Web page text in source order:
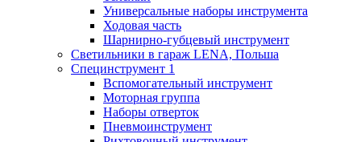
Универсальные наборы инструмента
Ходовая часть
Шарнирно-губцевый инструмент
Светильники в гараж LENA, Польша
Специнструмент 1
Вспомогательный инструмент
Моторная группа
Наборы отверток
Пневмоинструмент